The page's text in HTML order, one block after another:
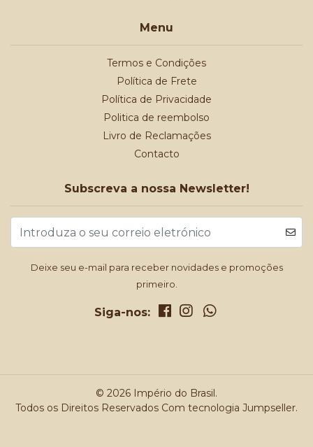
Menu
Termos e Condições
Política de Frete
Política de Privacidade
Politica de reembolso
Livro de Reclamações
Contacto
Subscreva a nossa Newsletter!
Deixe seu e-mail para receber novidades e promoções
primeiro.
Siga-nos:
© 2026 Império do Brasil.
Todos os Direitos Reservados Com tecnologia Jumpseller.